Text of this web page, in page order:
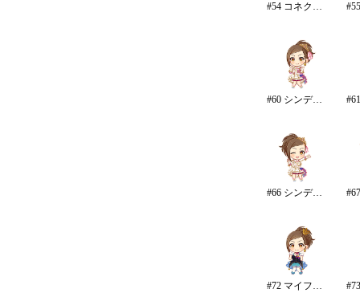
#54 コネクテッド・パラレル/パンツ
#60 シンデレラ・コレクション/カラー
#66 シンデレラ・コレクション
#72 マイファーストスター